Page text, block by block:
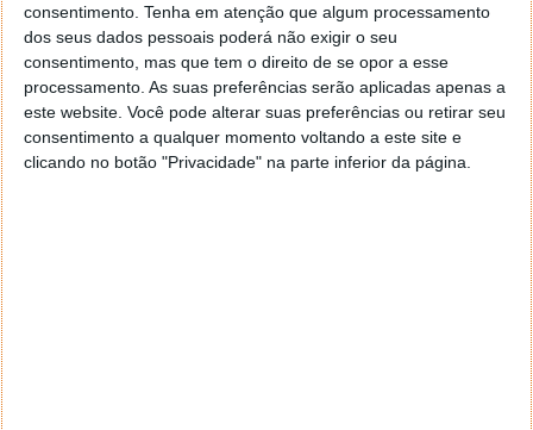
consentimento. Tenha em atenção que algum processamento
dos seus dados pessoais poderá não exigir o seu
consentimento, mas que tem o direito de se opor a esse
processamento. As suas preferências serão aplicadas apenas a
este website. Você pode alterar suas preferências ou retirar seu
consentimento a qualquer momento voltando a este site e
clicando no botão "Privacidade" na parte inferior da página.
Autor:Ana Sofia Neto
Tags: BYD condução autónoma God's Eye